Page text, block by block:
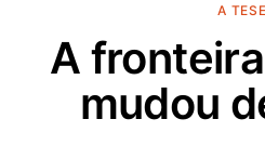
A TESE
A
mudou